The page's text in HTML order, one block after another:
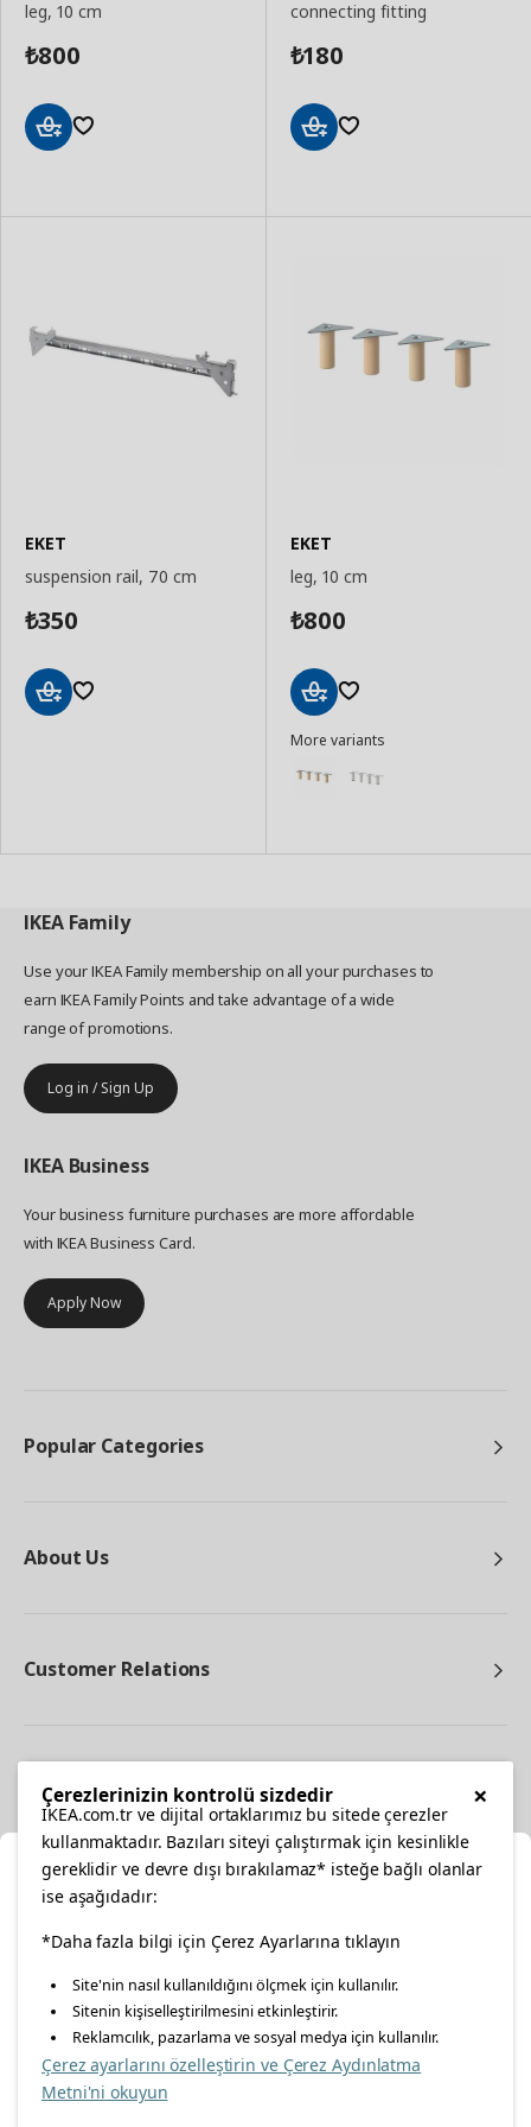
leg, 10 cm
₺800
connecting fitting
₺180
EKET
suspension rail, 70 cm
₺350
EKET
leg, 10 cm
₺800
to
More variants
IKEA Family
Use your IKEA Family membership on all your purchases to
earn IKEA Family Points and take advantage of a wide
range of promotions.
Log in / Sign Up
IKEA Business
Your business furniture purchases are more affordable
with IKEA Business Card.
Apply Now
Popular Categories
About Us
Customer Relations
facebooktwitterinstagrampinterestyoutube
linkedin
Energy Policy Information Security Policy
Select Location
Please select to see the content specific to your delivery
location for your orders from Online Store.
Select a city first
×
Çerezlerinizin kontrolü sizdedir
IKEA.com.tr ve dijital ortaklarımız bu sitede çerezler
kullanmaktadır. Bazıları siteyi çalıştırmak için kesinlikle
gereklidir ve devre dışı bırakılamaz* isteğe bağlı olanlar
ise aşağıdadır:
*Daha fazla bilgi için Çerez Ayarlarına tıklayın
Site'nin nasıl kullanıldığını ölçmek için kullanılır.
Sitenin kişiselleştirilmesini etkinleştirir.
Reklamcılık, pazarlama ve sosyal medya için kullanılır.
Çerez ayarlarını özelleştirin ve Çerez Aydınlatma
Metni'ni okuyun